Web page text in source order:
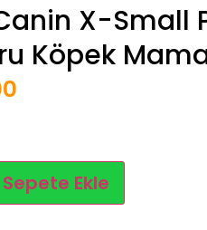
X-Small
Köpek
Sepete Ekle